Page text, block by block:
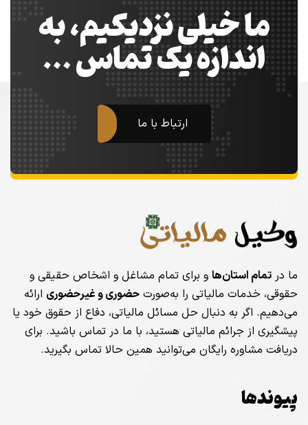
ما خیلی نزدیکیم، به
اندازه یک تماس …
ارتباط با ما
ما در تمام استان‌ها و برای تمام مشاغل و اشخاص حقیقی و
حقوقی، خدمات مالیاتی را به‌صورت حضوری و غیرحضوری ارائه
می‌دهیم. اگر به دنبال حل مسائل مالیاتی، دفاع از حقوق خود یا
پیشگیری از جرائم مالیاتی هستید، با ما در تماس باشید. برای
دریافت مشاوره رایگان می‌توانید همین حالا تماس بگیرید.
پیوندها